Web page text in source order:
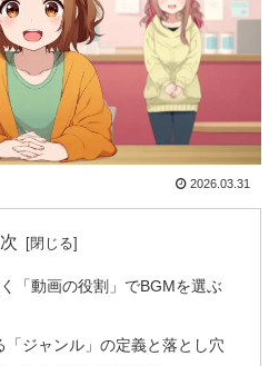
2026.03.31
「動画の役割」でBGMを選ぶ
「ジャンル」の定義と落とし穴